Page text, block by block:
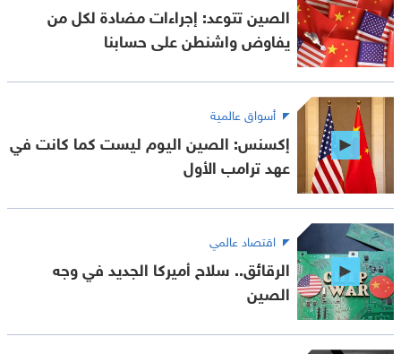
الصين تتوعد: إجراءات مضادة لكل من
يفاوض واشنطن على حسابنا
أسواق عالمية
إكسنس: الصين اليوم ليست كما كانت في
عهد ترامب الأول
اقتصاد عالمي
الرقائق.. سلاح أميركا الجديد في وجه
الصين